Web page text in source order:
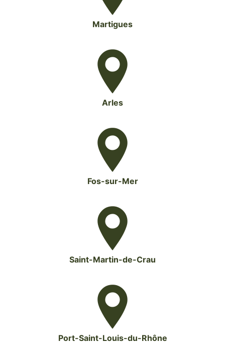
Martigues
Arles
Fos-sur-Mer
Saint-Martin-de-Crau
Port-Saint-Louis-du-Rhône